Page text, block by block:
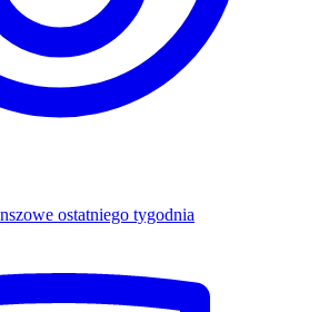
ostatniego tygodnia